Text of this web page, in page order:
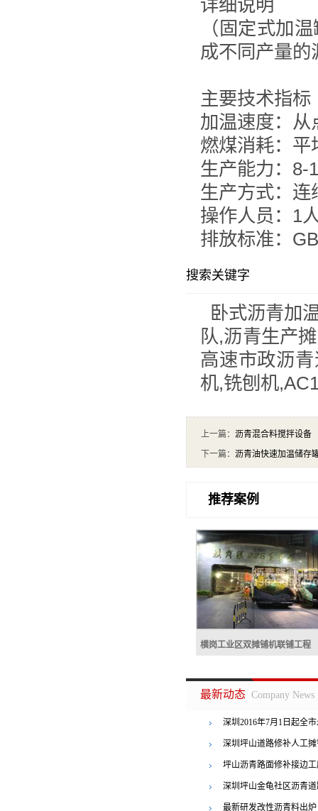
详细说明
（固定式加
成不同产量的
主要技术指标
加温速度：从
燃煤消耗：平
生产能力：8-
生产方式：连
操作人员：1
排放标准：
搜索关键字
卧式沥青加
队,沥青生产
高速市政沥
机,铣刨机
上一篇： 沥青混合料搅拌设备
下一篇： 沥青油快速加温储存
推荐案例
横岗工业区双摊铺机联铺工程
最新动态 Company News
深圳2016年7月1日起全
者罚三百
深圳坪山道路修补人工
坪山沥青路面修补接边
深圳坪山金龟社区沥青
最新研发改性沥青料出炉